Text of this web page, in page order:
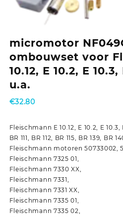
micromotor
ombouwset voor
10.12, E 10.2, E 10.3,
u.a.
€32.80
Fleischmann E 10.12, E 10.2, E 10.3,
BR 111, BR 112, BR 115, BR 139, BR
Fleischmann motoren 50733002,
Fleischmann 7325 01,
Fleischmann 7330 XX,
Fleischmann 7331,
Fleischmann 7331 XX,
Fleischmann 7335 01,
Fleischmann 7335 02,